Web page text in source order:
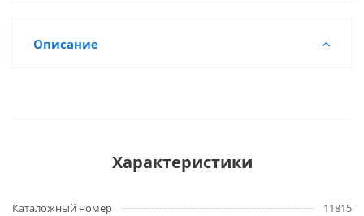
Описание
Характеристики
Каталожный номер 11815